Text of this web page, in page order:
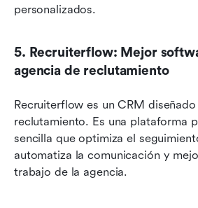
personalizados.
5. Recruiterflow: Mejor
agencia de reclutamiento
Recruiterflow es un CRM
reclutamiento. Es una plataforma
sencilla que optimiza el
automatiza la comunicación y
trabajo de la agencia.